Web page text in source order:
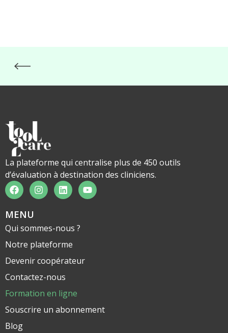
La plateforme qui centralise plus de 450 outils
d’évaluation à destination des cliniciens.
MENU
Qui sommes-nous ?
Notre plateforme
Devenir coopérateur
Contactez-nous
Formation en ligne
Souscrire un abonnement
Blog